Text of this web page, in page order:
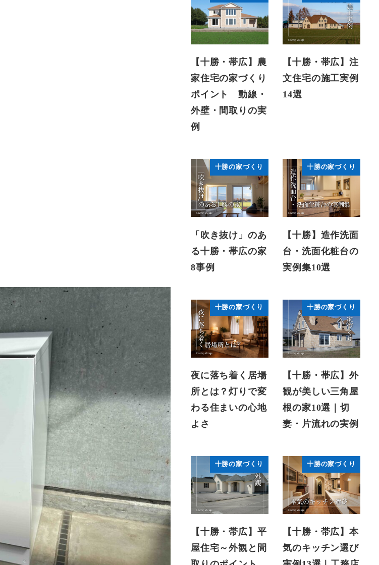
【十勝・帯広】農
家住宅の家づくり
ポイント 動線・
外壁・間取りの実
例
【十勝・帯広】注
文住宅の施工実例
14選
十勝の家づくり
「吹き抜け」のあ
る十勝・帯広の家
8事例
十勝の家づくり
【十勝】造作洗面
台・洗面化粧台の
実例集10選
十勝の家づくり
夜に落ち着く居場
所とは？灯りで変
わる住まいの心地
よさ
十勝の家づくり
【十勝・帯広】外
観が美しい三角屋
根の家10選｜切
妻・片流れの実例
十勝の家づくり
【十勝・帯広】平
屋住宅～外観と間
十勝の家づくり
【十勝・帯広】本
気のキッチン選び